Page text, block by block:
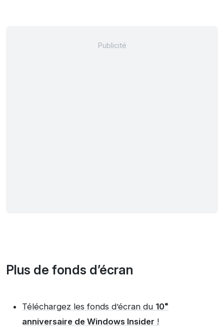
Plus de fonds d’écran
Téléchargez les fonds d’écran du 10ᵉ
anniversaire de Windows Insider !